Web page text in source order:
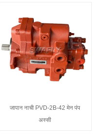
जापान नाची PVD-2B-42 मेन पंप
अस्सी